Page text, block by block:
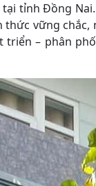
tỉnh Đồng
vững chắc,
triển – phân